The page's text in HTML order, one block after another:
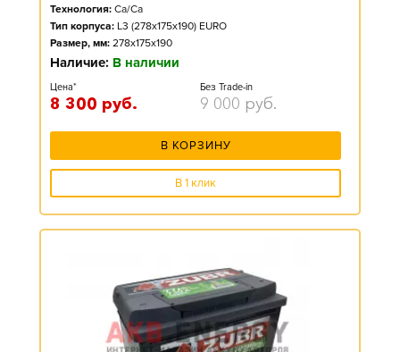
Технология: Ca/Ca
Тип корпуса: L3 (278x175x190) EURO
Размер, мм: 278x175x190
Наличие: В наличии
Цена*
8 300 руб.
Без Trade-in
9 000 руб.
В КОРЗИНУ
В 1 клик